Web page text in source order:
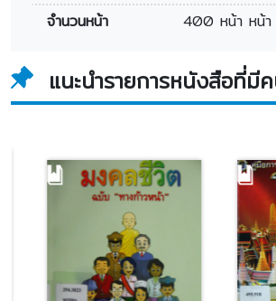
จำนวนหน้า
400 หน้า หน้า
แนะนำรายการหนังสือที่มี